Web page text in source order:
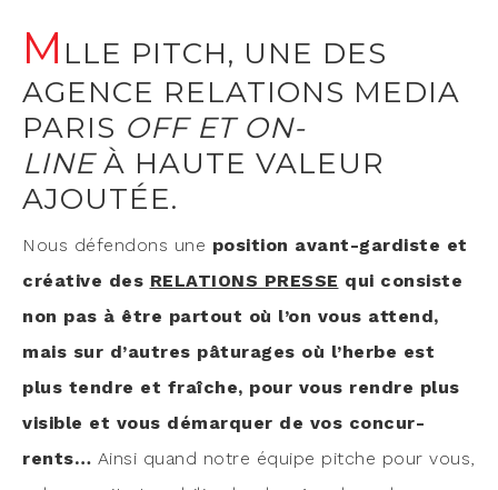
M LLE PITCH, UNE DES
AGENCE RELATIONS MEDIA
PARIS OFF ET ON-
LINEÀ HAUTE VALEUR
AJOUTÉE.
Nous défen­dons une posi­tion avant-gar­diste et
créa­tive des RELATIONS PRESSE qui consiste
non pas à être par­tout où l’on vous attend,
mais sur d’autres pâtu­rages où l’herbe est
plus tendre et fraîche, pour vous rendre plus
visible et vous démar­quer de vos concur­
rents… Ain­si quand notre équipe pitche pour vous,